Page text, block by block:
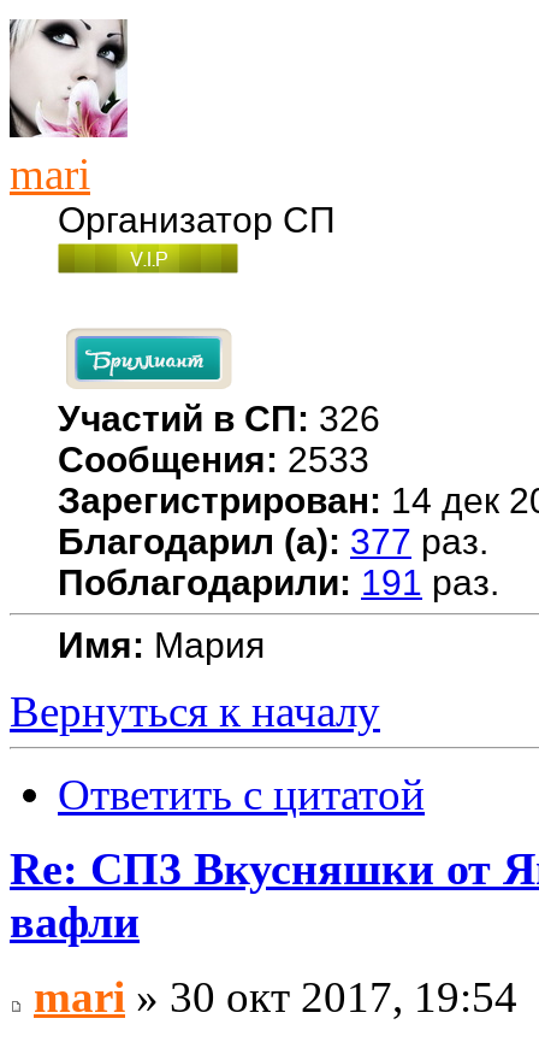
mari
Организатор СП
Участий в СП: 326
Сообщения: 2533
Зарегистрирован: 14 дек
Благодарил (а): 377 раз.
Поблагодарили: 191 раз.
Имя: Мария
Вернуться к началу
Ответить с цитатой
Re: СП3 Вкусняшки от
вафли
mari » 30 окт 2017, 19:54